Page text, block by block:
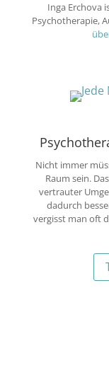
Inga Erchova
Psychotherapie,
Nicht immer
Raum sein.
vertrauter
dadurch
vergisst man oft